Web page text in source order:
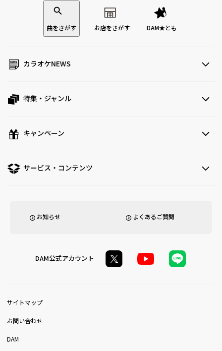
曲をさがす お店をさがす DAM★とも
カラオケNEWS
特集・ジャンル
キャンペーン
サービス・コンテンツ
お知らせ よくあるご質問
DAM公式アカウント
サイトマップ
お問い合わせ
DAM